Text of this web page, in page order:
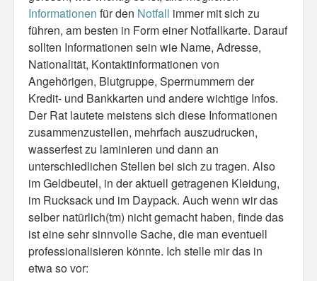
Topics
Misc
Business Server Cashflow
Design is how it works
Money Makes The World Go Round
GTD and shit
Smarty-Pants
Vorsprung durch Technik
Wild Stuff
Informationen für den Notfall immer mit sich zu
führen, am besten in Form einer Notfallkarte. Darauf
sollten Informationen sein wie Name, Adresse,
Nationalität, Kontaktinformationen von
Angehörigen, Blutgruppe, Sperrnummern der
Kredit- und Bankkarten und andere wichtige Infos.
Der Rat lautete meistens sich diese Informationen
zusammenzustellen, mehrfach auszudrucken,
wasserfest zu laminieren und dann an
unterschiedlichen Stellen bei sich zu tragen. Also
im Geldbeutel, in der aktuell getragenen Kleidung,
im Rucksack und im Daypack. Auch wenn wir das
selber natürlich(tm) nicht gemacht haben, finde das
ist eine sehr sinnvolle Sache, die man eventuell
professionalisieren könnte. Ich stelle mir das in
etwa so vor: